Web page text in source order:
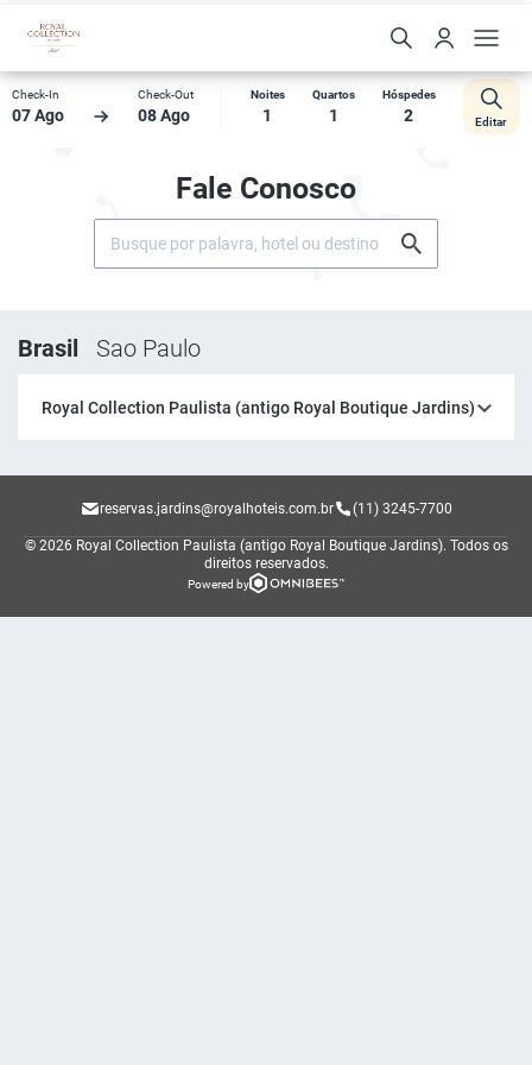
Check-In
07 Ago
Check-Out
08 Ago
Noites
1
Quartos
1
Hóspedes
2 Editar
Fale Conosco
Brasil Sao Paulo
Royal Collection Paulista (antigo Royal Boutique Jardins)
reservas.jardins@royalhoteis.com.br (11) 3245-7700
© 2026 Royal Collection Paulista (antigo Royal Boutique Jardins). Todos os
direitos reservados.
Powered by